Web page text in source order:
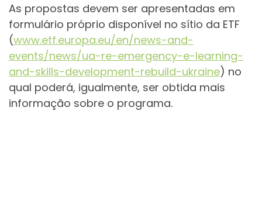
As propostas devem ser apresentadas em
formulário próprio disponível no sítio da ETF
(www.etf.europa.eu/en/news-and-
events/news/ua-re-emergency-e-learning-
and-skills-development-rebuild-ukraine) no
qual poderá, igualmente, ser obtida mais
informação sobre o programa.